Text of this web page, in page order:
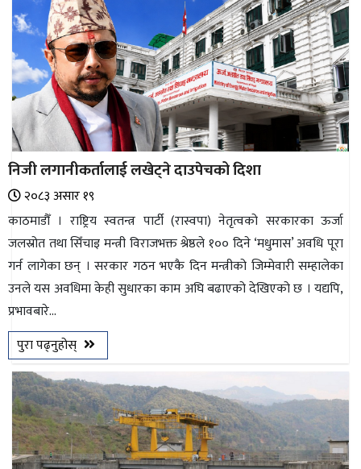
निजी लगानीकर्तालाई लखेट्ने दाउपेचको दिशा
२०८३ असार १९
काठमाडौँ । राष्ट्रिय स्वतन्त्र पार्टी (रास्वपा) नेतृत्वको सरकारका ऊर्जा
जलस्रोत तथा सिँचाइ मन्त्री विराजभक्त श्रेष्ठले १०० दिने ‘मधुमास’ अवधि पूरा
गर्न लागेका छन् । सरकार गठन भएकै दिन मन्त्रीको जिम्मेवारी सम्हालेका
उनले यस अवधिमा केही सुधारका काम अघि बढाएको देखिएको छ । यद्यपि,
प्रभावबारे...
पुरा पढ्नुहोस्